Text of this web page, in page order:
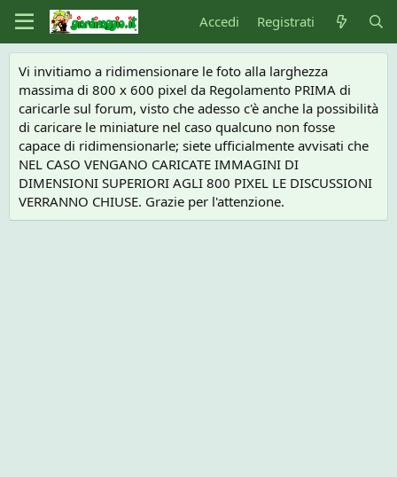
Accedi Registrati
Vi invitiamo a ridimensionare le foto alla larghezza
massima di 800 x 600 pixel da Regolamento PRIMA di
caricarle sul forum, visto che adesso c'è anche la possibilità
di caricare le miniature nel caso qualcuno non fosse
capace di ridimensionarle; siete ufficialmente avvisati che
NEL CASO VENGANO CARICATE IMMAGINI DI
DIMENSIONI SUPERIORI AGLI 800 PIXEL LE DISCUSSIONI
VERRANNO CHIUSE. Grazie per l'attenzione.